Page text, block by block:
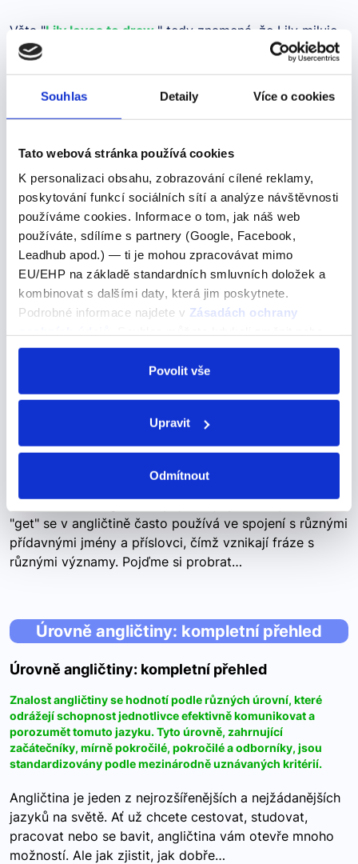
Souhlas Detaily Více o cookies
Tato webová stránka používá cookies
K personalizaci obsahu, zobrazování cílené reklamy,
poskytování funkcí sociálních sítí a analýze návštěvnosti
používáme cookies. Informace o tom, jak náš web
používáte, sdílíme s partnery (Google, Facebook,
Leadhub apod.) — ti je mohou zpracovávat mimo
EU/EHP na základě standardních smluvních doložek a
kombinovat s dalšími daty, která jim poskytnete.
Podrobné informace najdete v Zásadách ochrany
odvolat v nastavení cookies, případně se obrátit na
Povolit vše
Upravit
Odmítnout
Věta "Lily loves to draw. " tedy znamená, že Lily miluje
kreslit, a "
" zde slouží k propojení slovesa "loves" se
slovesem "draw" v jeho základní formě.
Další výrazy nebo fráze v této kategorii našeho
slovníku
Anglická slova na Q
Anglická slova na Q
Písmeno Q patří mezi méně obvyklá v anglickém jazyce, a
proto pro mnohé studenty představuje výzvu.
Písmeno Q patří mezi méně obvyklá v anglickém
jazyce, a proto pro mnohé studenty představuje výzvu.
Přesto existuje mnoho zajímavých a užitečných slov,
která začínají na "Q". V tomto článku se…
get dressed
Použití slovesa "get" ve spojení s jinými slovy Sloveso
"get" se v angličtině často používá ve spojení s různými
přídavnými jmény a příslovci, čímž vznikají fráze s
různými významy. Pojďme si probrat…
Úrovně angličtiny: kompletní přehled
Úrovně angličtiny: kompletní přehled
Znalost angličtiny se hodnotí podle různých úrovní, které
odrážejí schopnost jednotlivce efektivně komunikovat a
porozumět tomuto jazyku. Tyto úrovně, zahrnující
začátečníky, mírně pokročilé, pokročilé a odborníky, jsou
standardizovány podle mezinárodně uznávaných kritérií.
Angličtina je jeden z nejrozšířenějších a nejžádanějších
jazyků na světě. Ať už chcete cestovat, studovat,
pracovat nebo se bavit, angličtina vám otevře mnoho
možností. Ale jak zjistit, jak dobře…